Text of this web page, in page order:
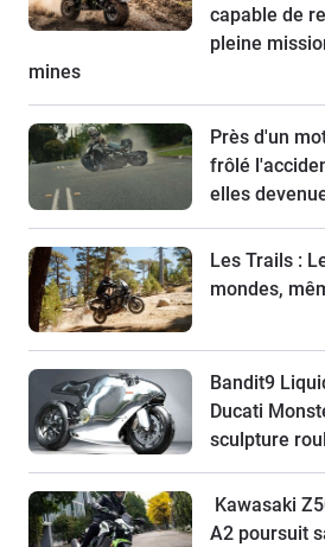
capable de
pleine
mines
Près d'un
frôlé
elles
Les Trails :
mondes,
Bandit9
Ducati
sculpture
Kawasaki
A2 poursuit